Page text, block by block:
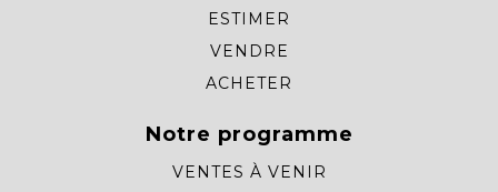
ESTIMER
VENDRE
ACHETER
Notre programme
VENTES À VENIR